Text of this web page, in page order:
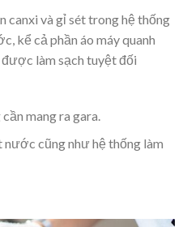
canxi và gỉ sét trong hệ thống
kể cả phần áo máy quanh
làm sạch tuyệt đối
mang ra gara.
cũng như hệ thống làm